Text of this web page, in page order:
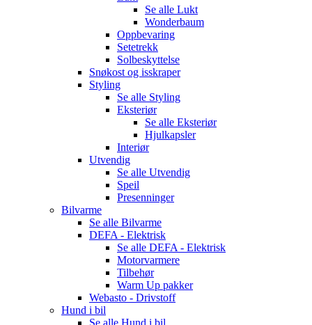
Se alle Lukt
Wonderbaum
Oppbevaring
Setetrekk
Solbeskyttelse
Snøkost og isskraper
Styling
Se alle Styling
Eksteriør
Se alle Eksteriør
Hjulkapsler
Interiør
Utvendig
Se alle Utvendig
Speil
Presenninger
Bilvarme
Se alle Bilvarme
DEFA - Elektrisk
Se alle DEFA - Elektrisk
Motorvarmere
Tilbehør
Warm Up pakker
Webasto - Drivstoff
Hund i bil
Se alle Hund i bil